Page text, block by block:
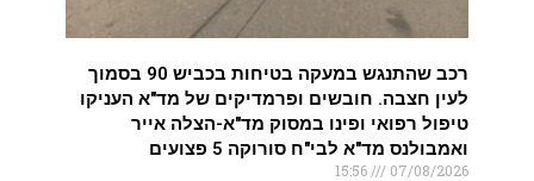
רכב שהתנגש במעקה בטיחות בכביש 90 בסמוך
לעין חצבה. חובשים ופרמדיקים של מד"א העניקו
טיפול רפואי ופינו במסוק מד"א-הצלה אייר
ואמבולנס מד"א לבי"ח סורוקה 5 פצועים
07/08/2026